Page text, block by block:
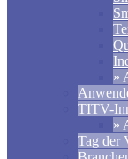
»
TITV-
»
Tag der